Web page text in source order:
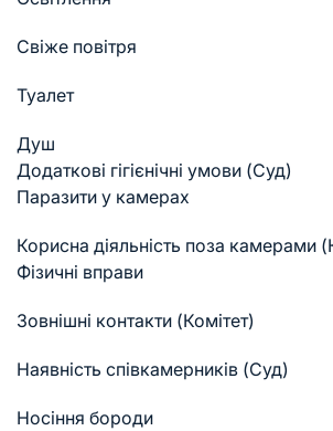
Свіже повітря
Туалет
Душ
Додаткові гігієнічні умови (Суд)
Паразити у камерах
Корисна діяльність поза камерами
Фізичні вправи
Зовнішні контакти (Комітет)
Наявність співкамерників (Суд)
Носіння бороди